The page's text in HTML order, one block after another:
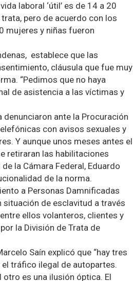
laboral ‘útil’ es de 14 a 20
pero de acuerdo con los
mujeres y niñas fueron
establece que las
cláusula que fue muy
“Pedimos que no haya
de asistencia a las víctimas y
ante la Procuración
con avisos sexuales y
Y aunque unos meses antes el
retiraran las habilitaciones
la Cámara Federal, Eduardo
de la norma.
a Personas Damnificadas
situación de esclavitud a través
ellos volanteros, clientes y
la División de Trata de
Saín explicó que “hay tres
tráfico ilegal de autopartes.
es una ilusión óptica. El